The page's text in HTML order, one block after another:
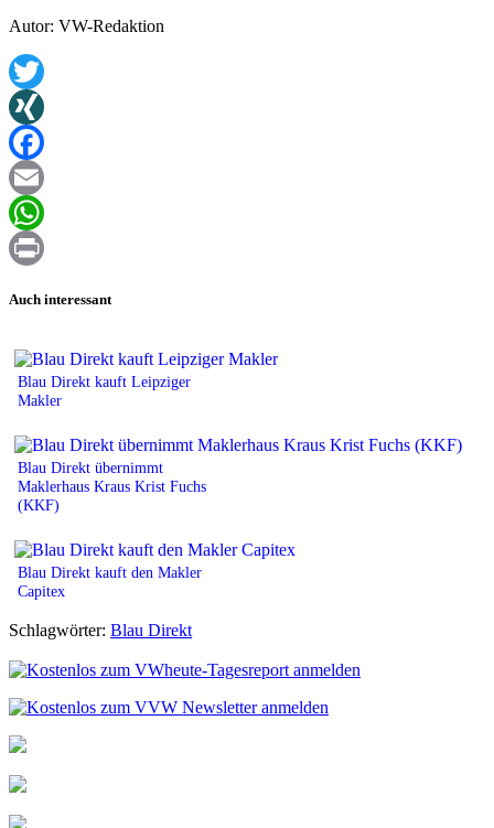
Autor: VW-Redaktion
Twitter
XING
Facebook
Email
WhatsApp
Auch interessant
Blau Direkt kauft Leipziger
Makler
Blau Direkt übernimmt
Maklerhaus Kraus Krist Fuchs
(KKF)
Blau Direkt kauft den Makler
Capitex
Schlagwörter: Blau Direkt